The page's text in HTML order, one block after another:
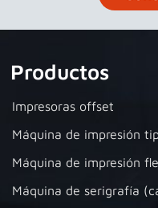
Productos
Impresoras offset
Máquina de impresión
Máquina de impresión
Máquina de serigrafía